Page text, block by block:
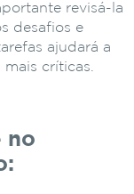
revisá-la
desafios e
ajudará a
críticas.
no